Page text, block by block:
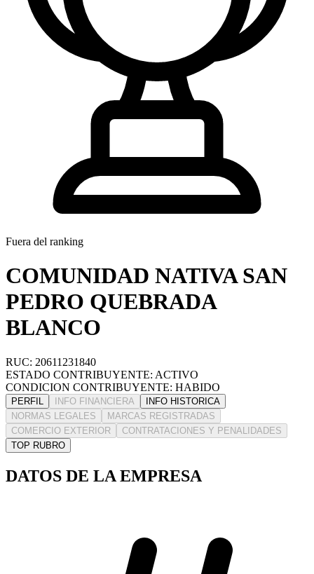
Fuera del ranking
COMUNIDAD NATIVA SAN
PEDRO QUEBRADA
BLANCO
RUC: 20611231840
ESTADO CONTRIBUYENTE: ACTIVO
CONDICION CONTRIBUYENTE: HABIDO
PERFIL INFO FINANCIERA
INFO HISTORICA
NORMAS LEGALES
MARCAS REGISTRADAS
COMERCIO EXTERIOR
CONTRATACIONES Y PENALIDADES
TOP RUBRO
DATOS DE LA EMPRESA